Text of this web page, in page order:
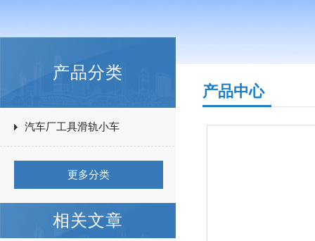
产品分类
汽车厂工具滑轨小车
更多分类
相关文章
产品中心